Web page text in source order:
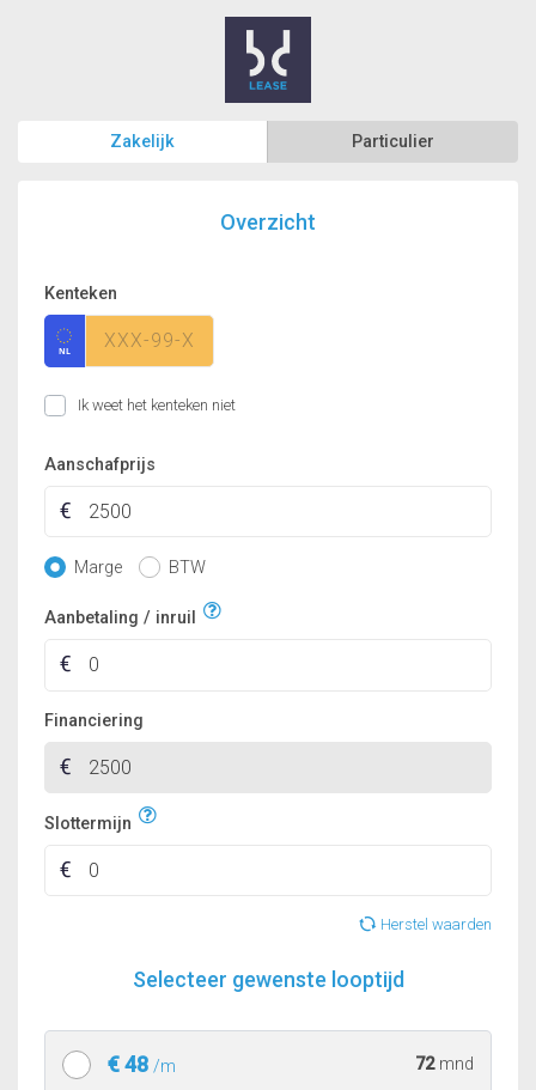
Zakelijk Particulier
Overzicht
Kenteken
Ik weet het kenteken niet
Aanschafprijs
Marge BTW
Aanbetaling / inruil
Financiering
Slottermijn
Herstel waarden
Selecteer gewenste looptijd
€ 48/m 72 mnd